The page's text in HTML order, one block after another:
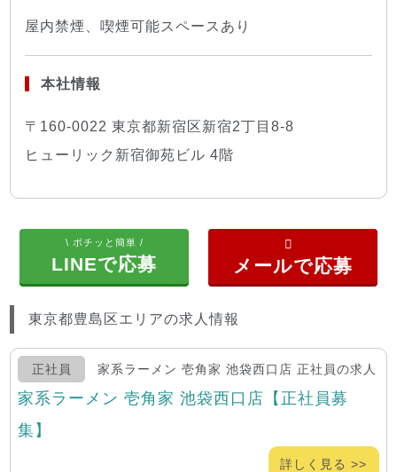
屋内禁煙、喫煙可能スペースあり
本社情報
〒160-0022 東京都新宿区新宿2丁目8-8
ヒューリック新宿御苑ビル 4階
\ ポチッと簡単 /
LINEで応募
東京都豊島区エリアの求人情報
正社員 家系ラーメン 壱角家 池袋西口店 正社員の求人
家系ラーメン 壱角家 池袋西口店【正社員募
集】
詳しく見る >>